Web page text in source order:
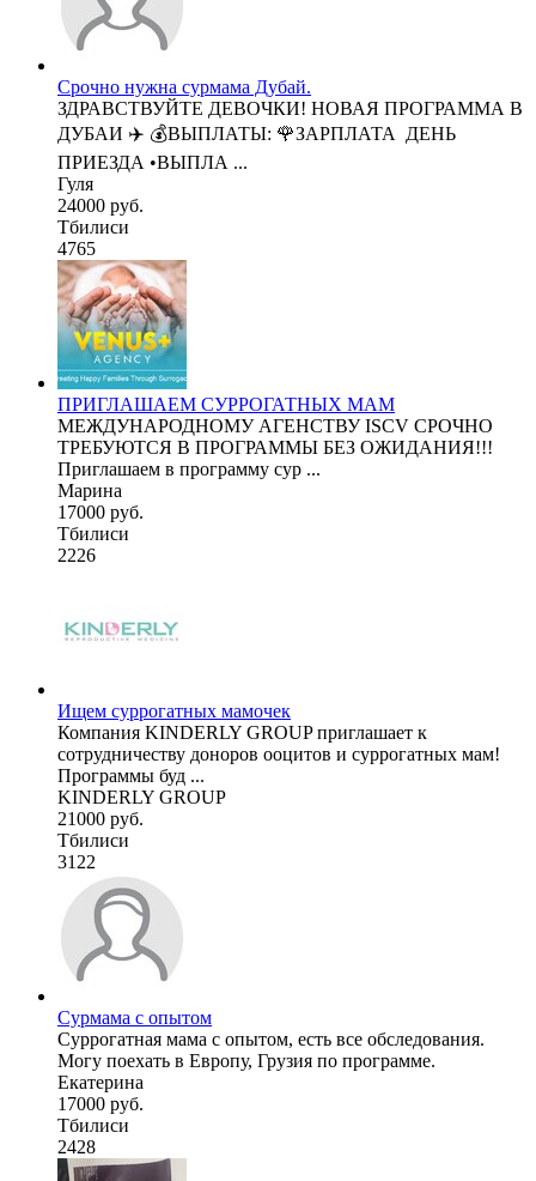
Срочно нужна сурмама Дубай.
ЗДРАВСТВУЙТЕ ДЕВОЧКИ! НОВАЯ ПРОГРАММА В
ДУБАИ ✈️ 💰ВЫПЛАТЫ: 🌹ЗАРПЛАТА ДЕНЬ
ПРИЕЗДА •ВЫПЛА ...
Гуля
24000 руб.
Тбилиси
4765
ПРИГЛАШАЕМ СУРРОГАТНЫХ МАМ
МЕЖДУНАРОДНОМУ АГЕНСТВУ ISCV СРОЧНО
ТРЕБУЮТСЯ В ПРОГРАММЫ БЕЗ ОЖИДАНИЯ!!!
Приглашаем в программу сур ...
Марина
17000 руб.
Тбилиси
2226
Ищем суррогатных мамочек
Компания KINDERLY GROUP приглашает к
сотрудничеству доноров ооцитов и суррогатных мам!
Программы буд ...
KINDERLY GROUP
21000 руб.
Тбилиси
3122
Сурмама с опытом
Суррогатная мама с опытом, есть все обследования.
Могу поехать в Европу, Грузия по программе.
Екатерина
17000 руб.
Тбилиси
2428